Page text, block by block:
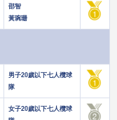
邵智
黃琬珊
男子20歲以下七人欖球
隊
女子20歲以下七人欖球